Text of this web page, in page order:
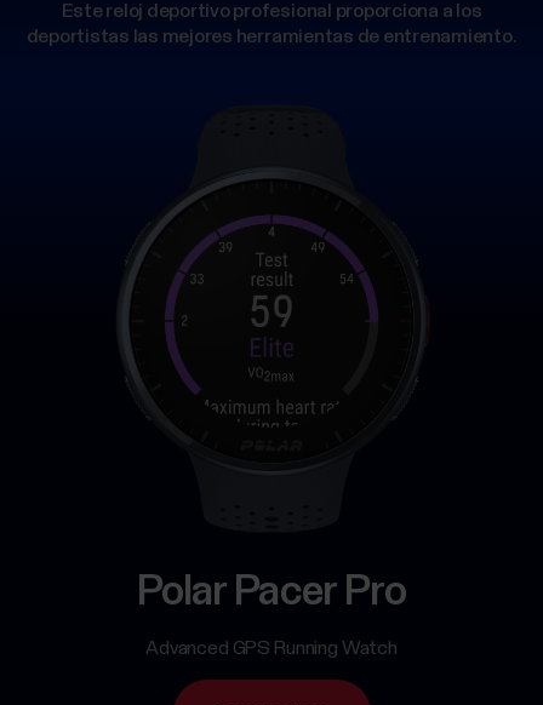
Este reloj deportivo profesional proporciona a los
deportistas las mejores herramientas de entrenamiento.
Polar Pacer Pro
Advanced GPS Running Watch